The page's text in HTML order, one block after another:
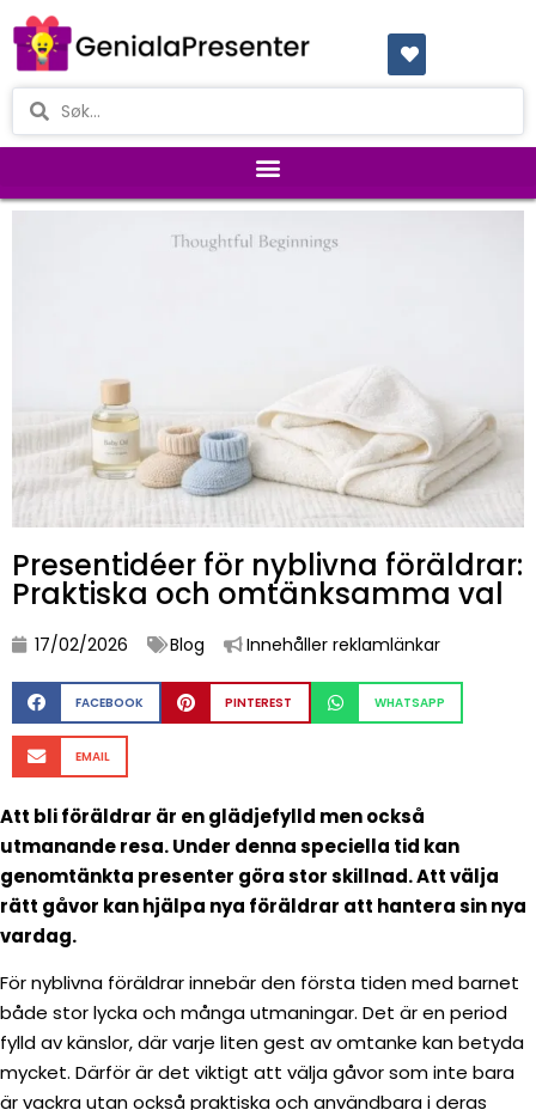
Presentidéer för nyblivna föräldrar:
Praktiska och omtänksamma val
17/02/2026 Blog Innehåller reklamlänkar
FACEBOOK PINTEREST WHATSAPP
EMAIL
Att bli föräldrar är en glädjefylld men också
utmanande resa. Under denna speciella tid kan
genomtänkta presenter göra stor skillnad. Att välja
rätt gåvor kan hjälpa nya föräldrar att hantera sin nya
vardag.
För nyblivna föräldrar innebär den första tiden med barnet
både stor lycka och många utmaningar. Det är en period
fylld av känslor, där varje liten gest av omtanke kan betyda
mycket. Därför är det viktigt att välja gåvor som inte bara
är vackra utan också praktiska och användbara i deras